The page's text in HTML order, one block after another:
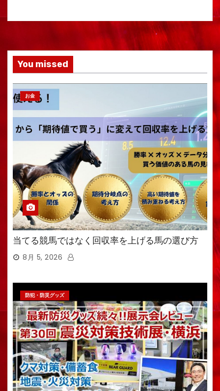
You missed
お金
当てる競馬ではなく回収率を上げる馬の選び方
8月 5, 2026
防犯・防災グッズ